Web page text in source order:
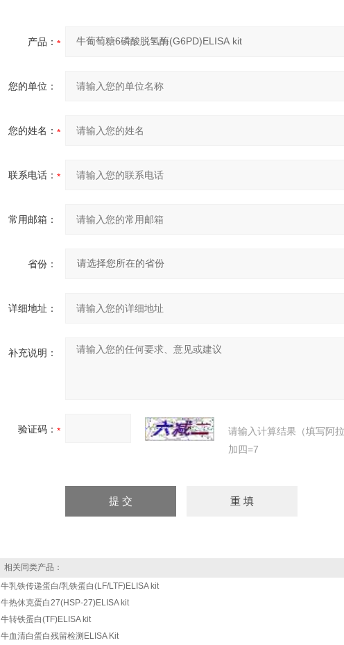
产品：
您的单位：
您的姓名：
联系电话：
常用邮箱：
省份：
详细地址：
补充说明：
验证码：
请输入计算结果（填写阿
加四=7
相关同类产品：
牛乳铁传递蛋白/乳铁蛋白(LF/LTF)ELISA kit
牛热休克蛋白27(HSP-27)ELISA kit
牛转铁蛋白(TF)ELISA kit
牛血清白蛋白残留检测ELISA Kit